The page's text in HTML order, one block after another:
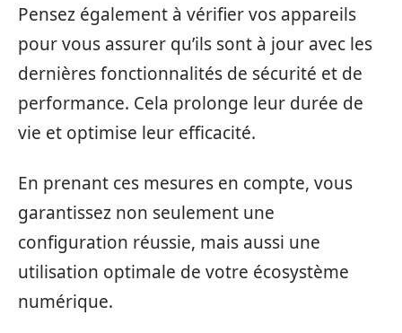
Pensez également à vérifier vos appareils
pour vous assurer qu’ils sont à jour avec les
dernières fonctionnalités de sécurité et de
performance. Cela prolonge leur durée de
vie et optimise leur efficacité.
En prenant ces mesures en compte, vous
garantissez non seulement une
configuration réussie, mais aussi une
utilisation optimale de votre écosystème
numérique.